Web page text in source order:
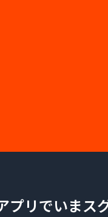
プリでいまス